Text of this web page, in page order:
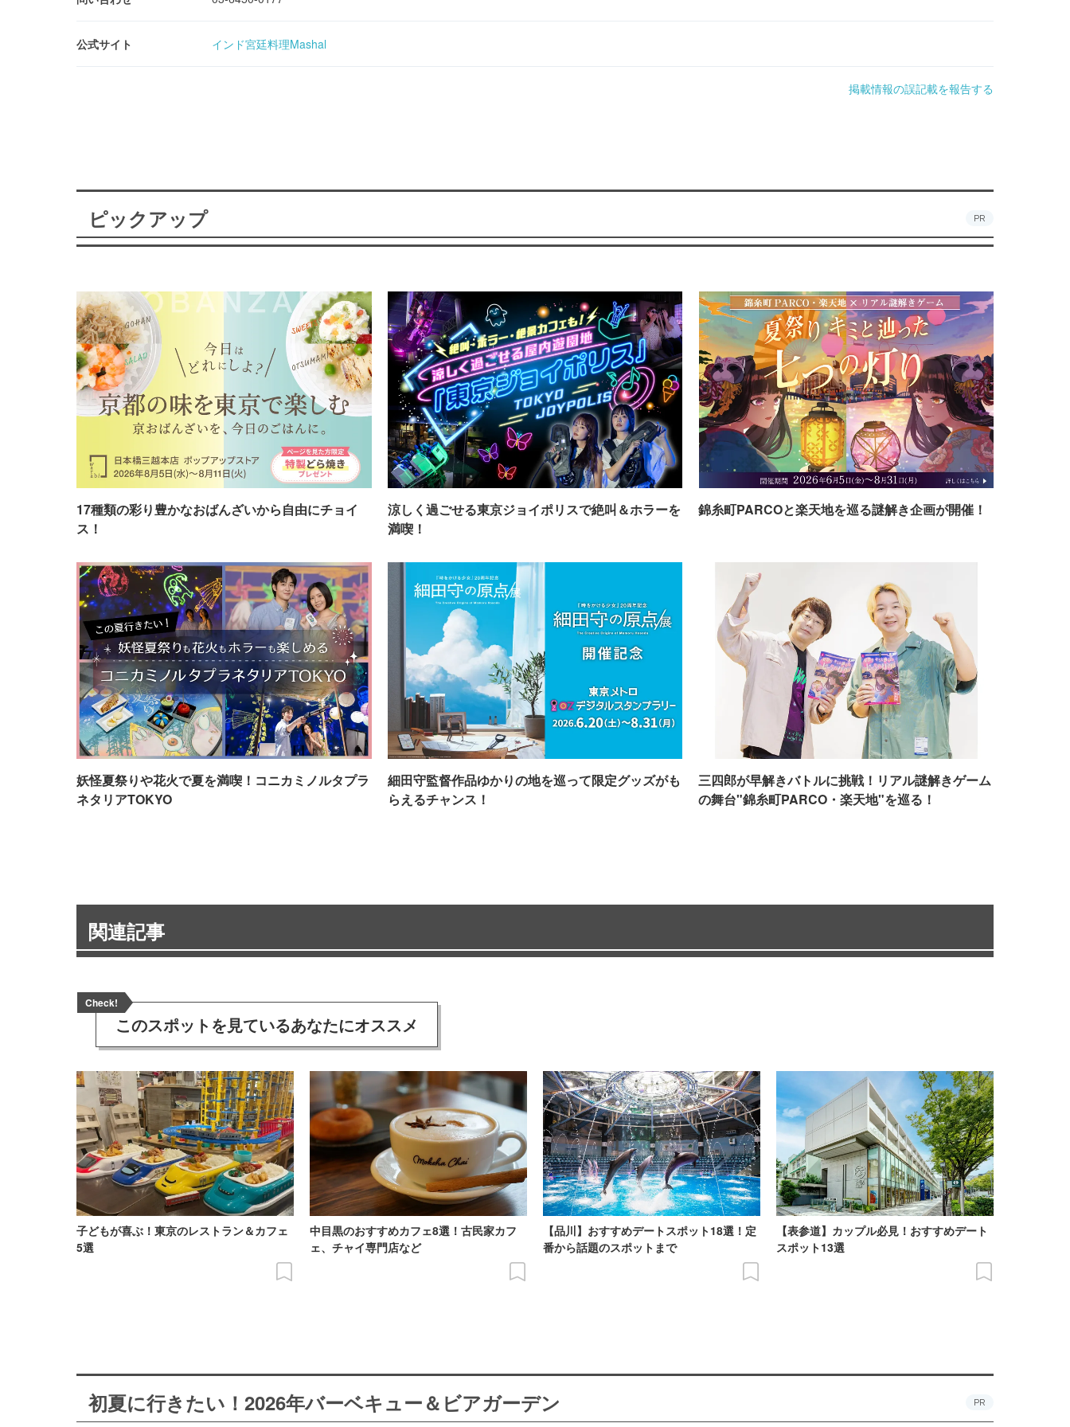
公式サイト インド宮廷料理Mashal
掲載情報の誤記載を報告する
ピックアップ PR
17種類の彩り豊かなおばんざいから自由にチョイ
ス！
涼しく過ごせる東京ジョイポリスで絶叫＆ホラーを
満喫！
錦糸町PARCOと楽天地を巡る謎解き企画が開催！
妖怪夏祭りや花火で夏を満喫！コニカミノルタプラ
ネタリアTOKYO
細田守監督作品ゆかりの地を巡って限定グッズがも
らえるチャンス！
三四郎が早解きバトルに挑戦！リアル謎解きゲーム
の舞台"錦糸町PARCO・楽天地"を巡る！
関連記事
Check!
このスポットを見ているあなたにオススメ
子どもが喜ぶ！東京のレストラン＆カフェ
5選
中目黒のおすすめカフェ8選！古民家カフ
ェ、チャイ専門店など
【品川】おすすめデートスポット18選！定
番から話題のスポットまで
【表参道】カップル必見！おすすめデート
スポット13選
初夏に行きたい！2026年バーベキュー＆ビアガーデン PR